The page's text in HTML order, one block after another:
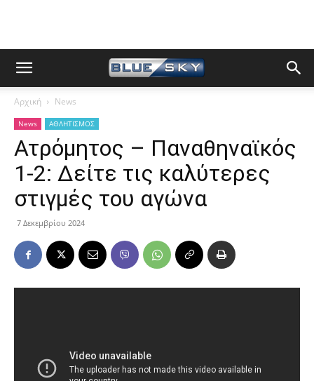
Αρχική News
News ΑΘΛΗΤΙΣΜΟΣ
Ατρόμητος – Παναθηναϊκός
1-2: Δείτε τις καλύτερες
στιγμές του αγώνα
7 Δεκεμβρίου 2024